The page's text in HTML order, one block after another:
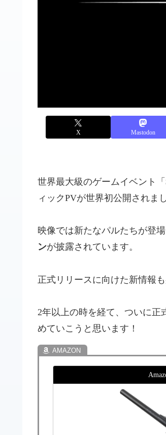
X Mastodon
世界最大級のゲームイベント「
ィックPVが世界初公開されまし
映像では新たなパルたちが登
ンが披露されています。
正式リリースに向けた新情報
2年以上の時を経て、ついに正
めていこうと思います！